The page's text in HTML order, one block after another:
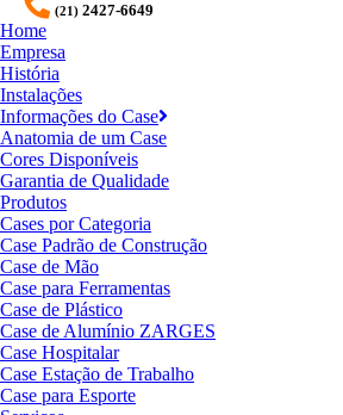
(21) 2427-6649
Home
Empresa
História
Instalações
Informações do Case
Anatomia de um Case
Cores Disponíveis
Garantia de Qualidade
Produtos
Cases por Categoria
Case Padrão de Construção
Case de Mão
Case para Ferramentas
Case de Plástico
Case de Alumínio ZARGES
Case Hospitalar
Case Estação de Trabalho
Case para Esporte